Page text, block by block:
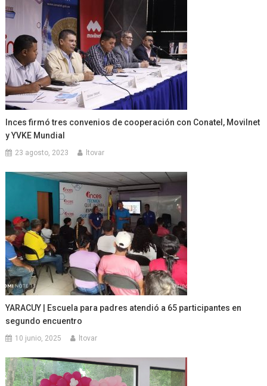
Inces firmó tres convenios de cooperación con Conatel, Movilnet
y YVKE Mundial
23 agosto, 2023 ltovar
YARACUY | Escuela para padres atendió a 65 participantes en
segundo encuentro
10 junio, 2025 ltovar